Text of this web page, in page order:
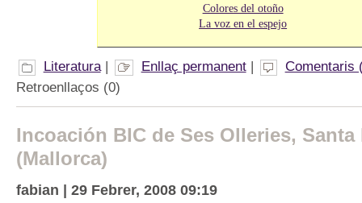
Colores del otoño
La voz en el espejo
Literatura| Enllaç permanent|
Comentaris
Retroenllaços (0)
Incoación BIC de Ses Olleries, Santa
(Mallorca)
fabian | 29 Febrer, 2008 09:19